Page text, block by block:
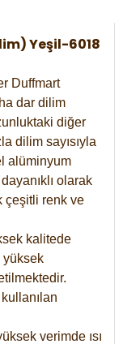
Yeşil-6018
Duffmart
dar dilim
diğer
dilim sayısıyla
alüminyum
olarak
çeşitli renk ve
kalitede
yüksek
verimde ısı